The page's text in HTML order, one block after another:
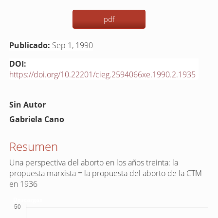
pdf
Publicado: Sep 1, 1990
DOI:
https://doi.org/10.22201/cieg.2594066xe.1990.2.1935
Contenido
principal
artículo
Sin Autor
Gabriela Cano
Resumen
Una perspectiva del aborto en los años treinta: la
propuesta marxista = la propuesta del aborto de la CTM
en 1936